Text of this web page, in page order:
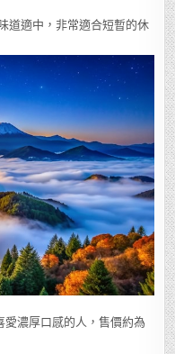
道適中，非常適合短暫的休
愛濃厚口感的人，售價約為